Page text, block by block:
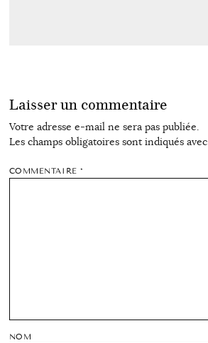
Laisser un commentaire
Votre adresse e-mail ne sera pas publiée.
Les champs obligatoires sont indiqués avec
COMMENTAIRE*
NOM